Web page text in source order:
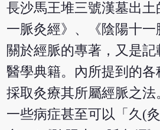
長沙馬王堆三號漢墓出
一脈灸經》、《陰陽十
關於經脈的專著，又是
醫學典籍。內所提到的各
採取灸療其所屬經脈之法
一些病症甚至可以「久(